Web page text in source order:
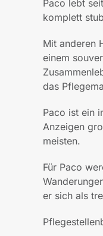
Paco lebt
komplett
Mit anderen
einem
das
Paco ist ein
Anzeigen
meisten.
Für Paco
er sich als